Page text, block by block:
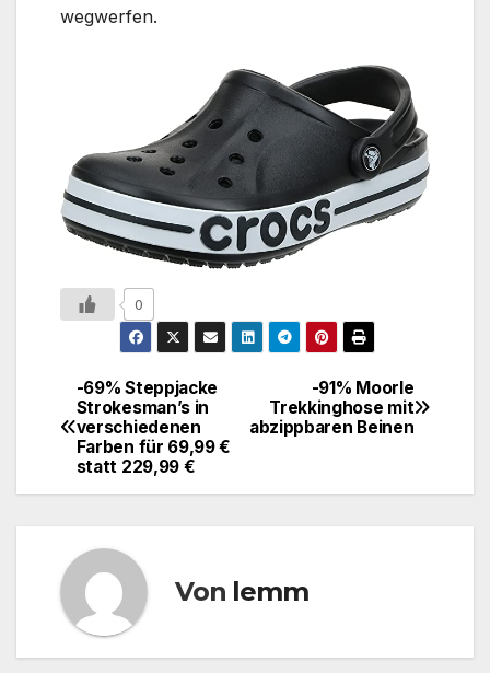
wegwerfen.
0
-91% Moorle
Trekkinghose mit
abzippbaren Beinen
-69% Steppjacke
Strokesman’s in
verschiedenen
Farben für 69,99 €
statt 229,99 €
Von lemm